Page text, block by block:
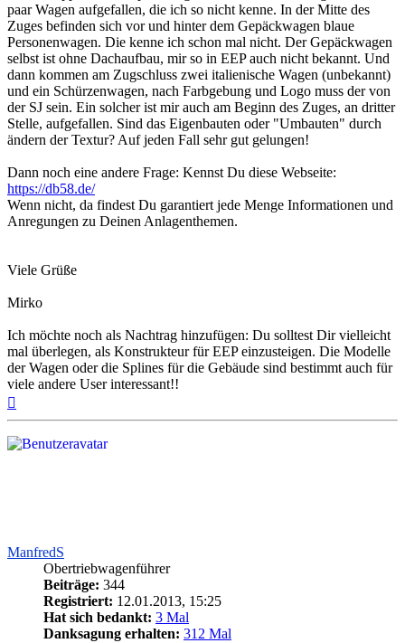
paar Wagen aufgefallen, die ich so nicht kenne. In der Mitte des
Zuges befinden sich vor und hinter dem Gepäckwagen blaue
Personenwagen. Die kenne ich schon mal nicht. Der Gepäckwagen
selbst ist ohne Dachaufbau, mir so in EEP auch nicht bekannt. Und
dann kommen am Zugschluss zwei italienische Wagen (unbekannt)
und ein Schürzenwagen, nach Farbgebung und Logo muss der von
der SJ sein. Ein solcher ist mir auch am Beginn des Zuges, an dritter
Stelle, aufgefallen. Sind das Eigenbauten oder "Umbauten" durch
ändern der Textur? Auf jeden Fall sehr gut gelungen!
Dann noch eine andere Frage: Kennst Du diese Webseite:
https://db58.de/
Wenn nicht, da findest Du garantiert jede Menge Informationen und
Anregungen zu Deinen Anlagenthemen.
Viele Grüße
Mirko
Ich möchte noch als Nachtrag hinzufügen: Du solltest Dir vielleicht
mal überlegen, als Konstrukteur für EEP einzusteigen. Die Modelle
der Wagen oder die Splines für die Gebäude sind bestimmt auch für
viele andere User interessant!!
ManfredS
Obertriebwagenführer
Beiträge: 344
Registriert: 12.01.2013, 15:25
Hat sich bedankt: 3 Mal
Danksagung erhalten: 312 Mal